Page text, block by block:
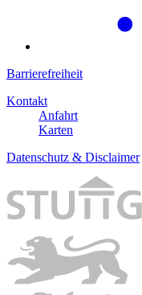
Barrierefreiheit
Kontakt
Anfahrt
Karten
Datenschutz & Disclaimer